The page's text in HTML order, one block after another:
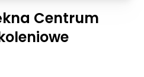
Centrum